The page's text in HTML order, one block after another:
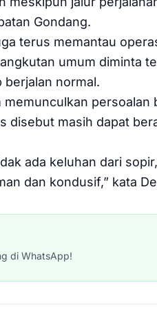
Gondang.
terus memantau
umum diminta
berjalan normal.
persoalan
disebut masih dapat
ada keluhan dari
dan kondusif,” kata
di WhatsApp!